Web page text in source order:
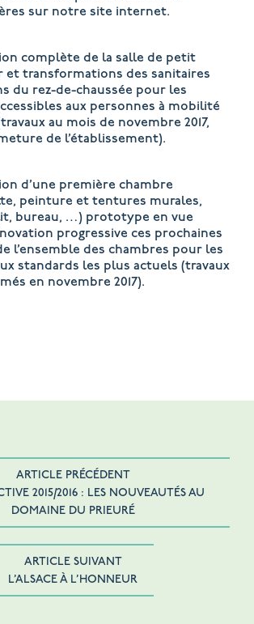
sur notre site internet.
complète de la salle de petit
et transformations des sanitaires
du rez-de-chaussée pour les
aux personnes à mobilité
au mois de novembre 2017,
de l’établissement).
d’une première chambre
peinture et tentures murales,
bureau, …) prototype en vue
progressive ces prochaines
l’ensemble des chambres pour les
standards les plus actuels (travaux
en novembre 2017).
ARTICLE PRÉCÉDENT
2015/2016 : LES NOUVEAUTÉS AU
DOMAINE DU PRIEURÉ
ARTICLE SUIVANT
L’ALSACE À L’HONNEUR